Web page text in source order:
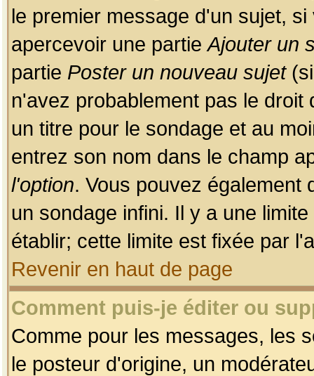
le premier message d'un sujet,
apercevoir une partieAjouter un
partie Poster un nouveau sujet(si
n'avez probablement pas le
un titre pour le sondage et au
entrez son nom dans le champ
l'option. Vous pouvez également
un sondage infini. Il y a une
établir; cette limite est fixée par
Revenir en haut de page
Comment puis-je éditer ou
Comme pour les messages, les
le posteur d'origine, un